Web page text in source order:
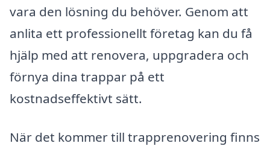
vara den lösning du behöver. Genom att
anlita ett professionellt företag kan du få
hjälp med att renovera, uppgradera och
förnya dina trappar på ett
kostnadseffektivt sätt.
När det kommer till trapprenovering finns